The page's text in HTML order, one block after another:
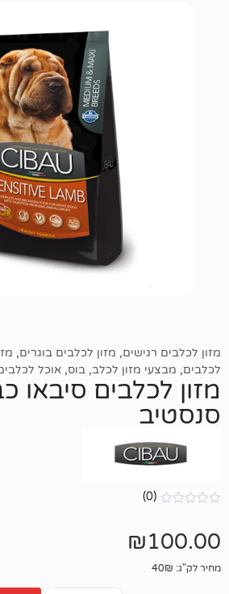
,מזון לכלבים בוגרים,מזון יבש לכלבים,
לכלב ,בוס,אוכל לכלבים - מזון לכלבים
מזון